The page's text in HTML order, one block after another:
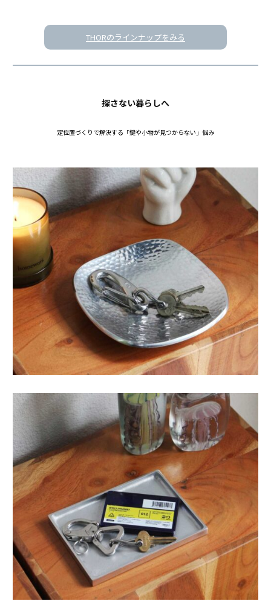
THORのラインナップをみる
探さない暮らしへ
定位置づくりで解決する「鍵や小物が見つからない」悩み